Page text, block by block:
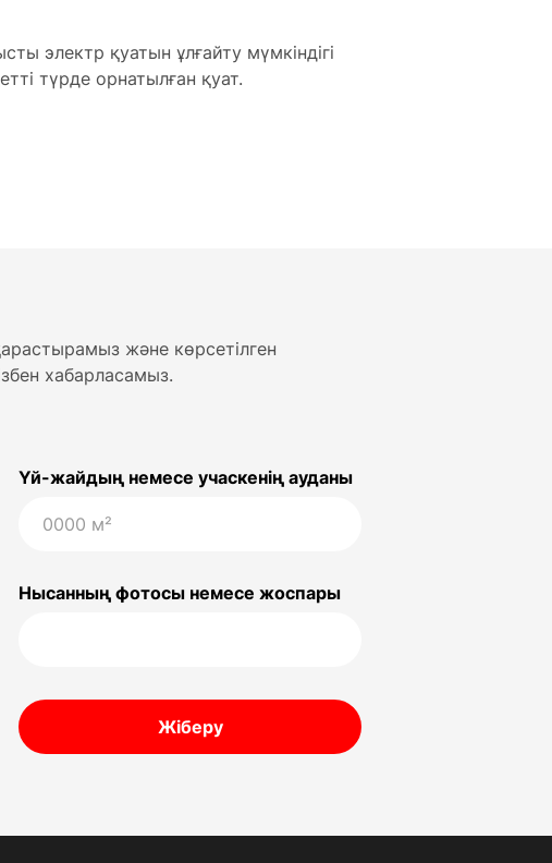
электр қуатын ұлғайту мүмкіндігі
түрде орнатылған қуат.
және көрсетілген
хабарласамыз.
Үй-жайдың немесе учаскенің ауданы
Нысанның фотосы немесе жоспары
Жіберу